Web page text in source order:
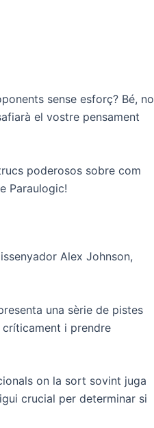
sense esforç? Bé, no
el vostre pensament
poderosos sobre com
Paraulogic!
Alex Johnson,
una sèrie de pistes
críticament i prendre
on la sort sovint juga
crucial per determinar si